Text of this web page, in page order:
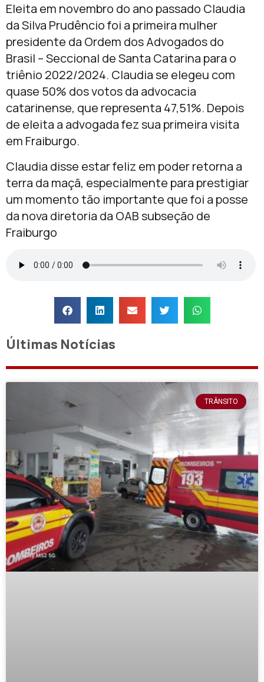
Eleita em novembro do ano passado Claudia
da Silva Prudêncio foi a primeira mulher
presidente da Ordem dos Advogados do
Brasil – Seccional de Santa Catarina para o
triênio 2022/2024. Claudia se elegeu com
quase 50% dos votos da advocacia
catarinense, que representa 47,51%. Depois
de eleita a advogada fez sua primeira visita
em Fraiburgo.
Claudia disse estar feliz em poder retorna a
terra da maçã, especialmente para prestigiar
um momento tão importante que foi a posse
da nova diretoria da OAB subseção de
Fraiburgo
Últimas Notícias
TRÂNSITO